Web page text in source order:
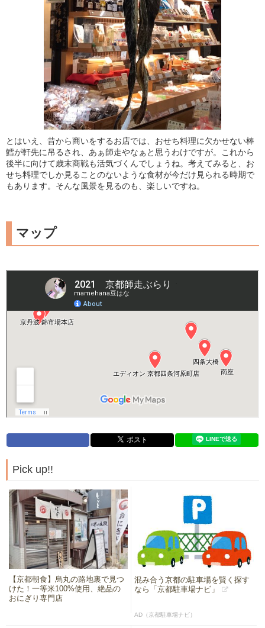
とはいえ、昔から商いをするお店では、おせち料理に欠かせない棒
鱈が軒先に吊るされ、あぁ師走やなぁと思うわけですが。これから
後半に向けて歳末商戦も活気づくんでしょうね。考えてみると、お
せち料理でしか見ることのないような食材が今だけ見られる時期で
もあります。そんな風景を見るのも、楽しいですね。
マップ
Pick up!!
【京都朝食】烏丸の路地裏で見つ
けた！一等米100%使用、絶品の
おにぎり専門店
混み合う京都の駐車場を賢く探す
なら「京都駐車場ナビ」
AD（京都駐車場ナビ）